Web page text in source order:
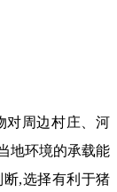
周边村庄、河
地环境的承载能
,选择有利于猪